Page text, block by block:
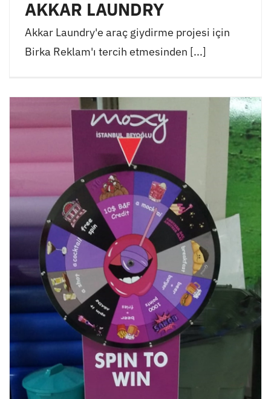
AKKAR LAUNDRY
Akkar Laundry'e araç giydirme projesi için
Birka Reklam'ı tercih etmesinden [...]